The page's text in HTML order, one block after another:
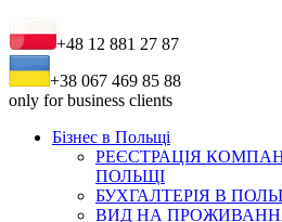
+48 12 881 27 87
+38 067 469 85 88
only for business clients
Бізнес в Польщі
РЕЄСТРАЦІЯ
ПОЛЬЩІ
БУХГАЛТЕРІЯ В
ВИД НА